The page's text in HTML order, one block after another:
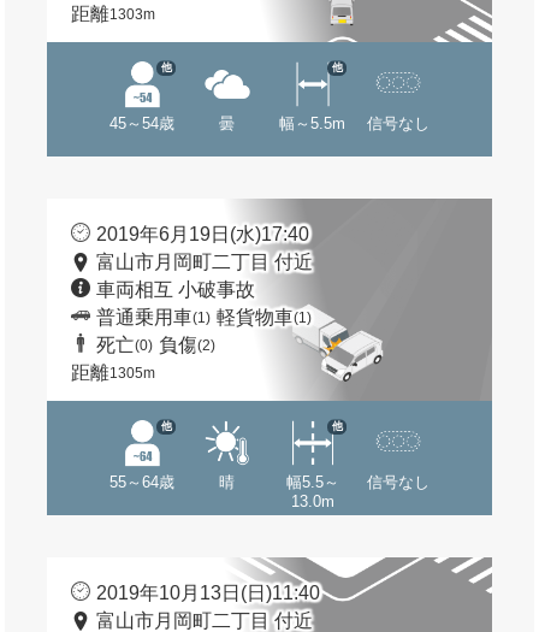
距離1303m
45～54歳
他
曇 幅～5.5m
他
信号なし
2019年6月19日(水)17:40
富山市月岡町二丁目 付近
車両相互 小破事故
普通乗用車(1) 軽貨物車(1)
死亡(0) 負傷(2)
距離1305m
55～64歳
他
晴
幅5.5～
13.0m
他
信号なし
2019年10月13日(日)11:40
富山市月岡町二丁目 付近